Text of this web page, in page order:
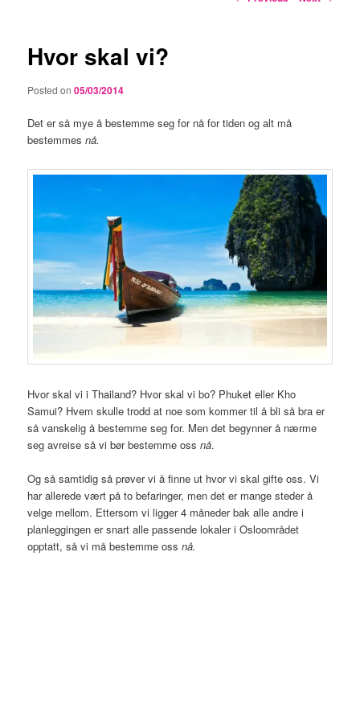
Hvor skal vi?
Posted on05/03/2014
Det er så mye å bestemme seg for nå for tiden og alt må
bestemmesnå.
Hvor skal vi i Thailand? Hvor skal vi bo? Phuket eller Kho
Samui? Hvem skulle trodd at noe som kommer til å bli så bra er
så vanskelig å bestemme seg for. Men det begynner å nærme
seg avreise så vi bør bestemme ossnå.
Og så samtidig så prøver vi å finne ut hvor vi skal gifte oss. Vi
har allerede vært på to befaringer, men det er mange steder å
velge mellom. Ettersom vi ligger 4 måneder bak alle andre i
planleggingen er snart alle passende lokaler i Osloområdet
opptatt, så vi må bestemme ossnå.